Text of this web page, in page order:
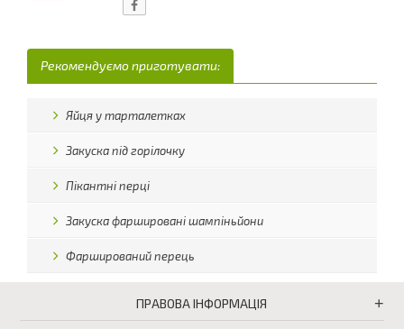
Рекомендуємо приготувати:
Яйця у тарталетках
Закуска під горілочку
Пікантні перці
Закуска фаршировані шампіньйони
Фарширований перець
ПРАВОВА ІНФОРМАЦІЯ